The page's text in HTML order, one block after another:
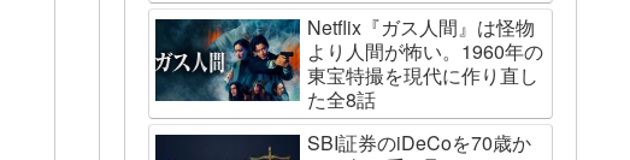
Netflix『ガス人間』は怪物
より人間が怖い。1960年の
東宝特撮を現代に作り直し
た全8話
SBI証券のiDeCoを70歳か